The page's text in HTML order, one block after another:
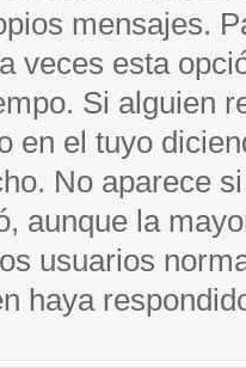
mensajes.
veces esta
Si alguien
en el tuyo
No aparece
aunque la
usuarios
haya